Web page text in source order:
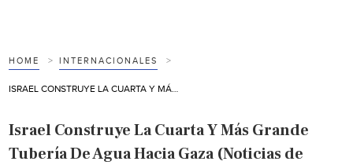
HOME INTERNACIONALES
Israel Construye La Cuarta Y Más Grande
Tubería De Agua Hacia Gaza (Noticias de